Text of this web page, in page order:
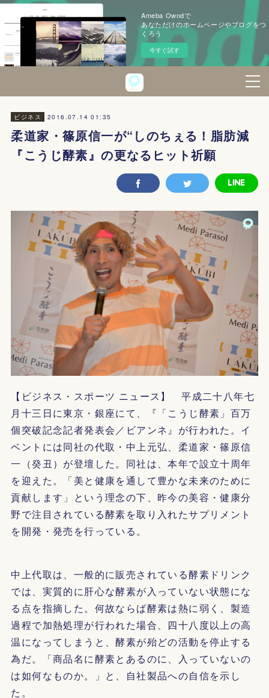
Ameba Owndで
あなただけのホームページやブログをつ
くろう
今すぐ試す
ビジネス 2016.07.14 01:35
柔道家・篠原信一が“しのちぇる！脂肪減
『こうじ酵素』の更なるヒット祈願
【ビジネス・スポーツ ニュース】 平成二十八年七
月十三日に東京・銀座にて、『「こうじ酵素」百万
個突破記念記者発表会／ビアンネ』が行われた。イ
ベントには同社の代取・中上元弘、柔道家・篠原信
一（癸丑）が登壇した。同社は、本年で設立十周年
を迎えた。「美と健康を通して豊かな未来のために
貢献します」という理念の下、昨今の美容・健康分
野で注目されている酵素を取り入れたサプリメント
を開発・発売を行っている。
中上代取は、一般的に販売されている酵素ドリンク
では、実質的に肝心な酵素が入っていない状態にな
る点を指摘した。何故ならば酵素は熱に弱く、製造
過程で加熱処理が行われた場合、四十八度以上の高
温になってしまうと、酵素が殆どの活動を停止する
為だ。「商品名に酵素とあるのに、入っていないの
は如何なものか。」と、自社製品への自信を示し
た。